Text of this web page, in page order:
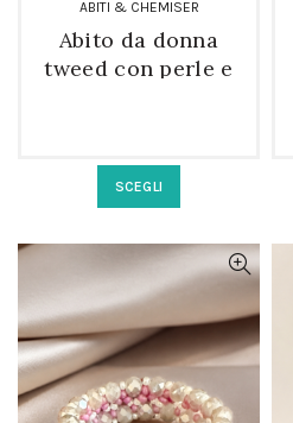
ABITI & CHEMISER
Abito da donna
tweed con perle e
SCEGLI
più
varianti.
opzioni
possono
essere
scelte